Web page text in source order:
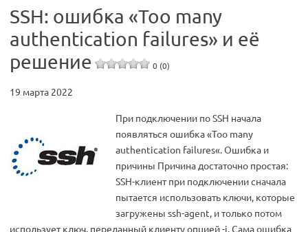
SSH: ошибка «Too many
authentication failures» и её
решение
0 (0)
19 марта 2022
При подключении по SSH начала
появляться ошибка «Too many
authentication failures«. Ошибка и
причины Причина достаточно простая:
SSH-клиент при подключении сначала
пытается использовать ключи, которые
загружены ssh-agent, и только потом
использует ключ, переданный клиенту опцией -i. Сама ошибка